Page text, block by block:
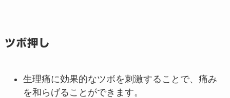
ツボ押し
生理痛に効果的なツボを刺激することで、痛み
を和らげることができます。